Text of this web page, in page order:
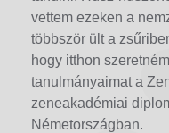
vettem ezeken a
többször ült a
hogy itthon
tanulmányaimat a
zeneakadémiai
Németországban.